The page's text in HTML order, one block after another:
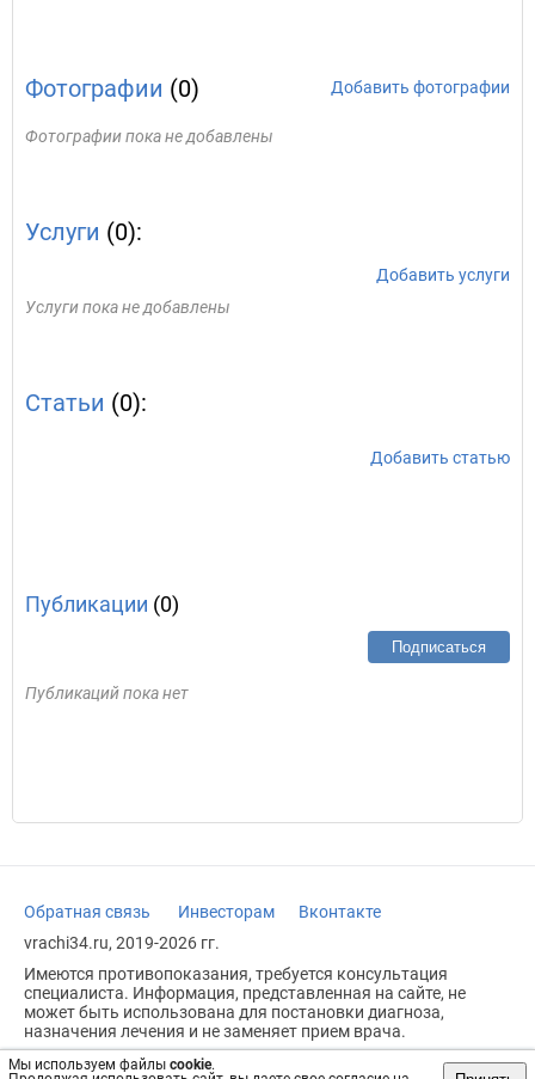
Мы используем файлы cookie.
Фотографии (0) Добавить фотографии
Фотографии пока не добавлены
Услуги (0):
Добавить услуги
Услуги пока не добавлены
Статьи (0):
Добавить статью
Публикации (0)
Подписаться
Публикаций пока нет
Обратная связь Инвесторам
Вконтакте
vrachi34.ru, 2019-2026 гг.
Имеются противопоказания, требуется консультация
специалиста. Информация, представленная на сайте, не
может быть использована для постановки диагноза,
назначения лечения и не заменяет прием врача.
Возрастное ограничение: 18+